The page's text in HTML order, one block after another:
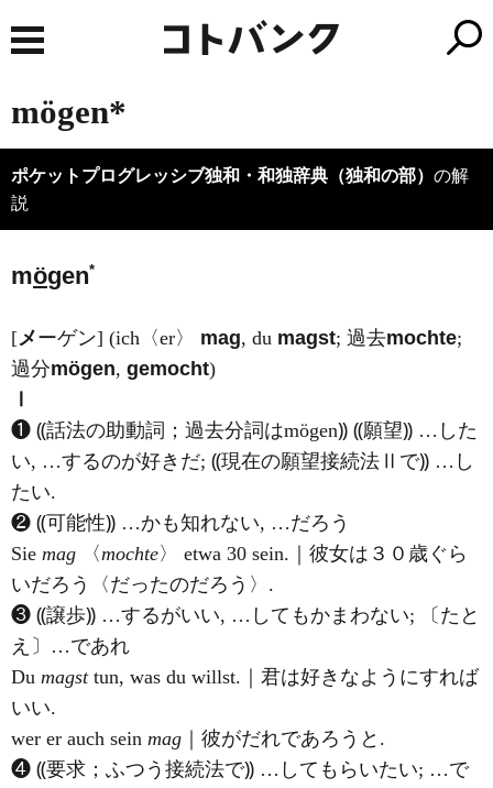
mögen*
ポケットプログレッシブ独和・和独辞典（独和の部） の解
説
mögen*
[メーゲン] (ich〈er〉 mag, du magst; 過去mochte;
過分mögen, gemocht)
❶ ⸨話法の助動詞；過去分詞はmögen⸩ ⸨願望⸩ …した
い, …するのが好きだ; ⸨現在の願望接続法Ⅱで⸩ …し
たい.
❷ ⸨可能性⸩ …かも知れない, …だろう
Sie mag 〈mochte〉 etwa 30 sein.｜彼女は３０歳ぐら
いだろう〈だったのだろう〉.
❸ ⸨譲歩⸩ …するがいい, …してもかまわない; 〔たと
え〕…であれ
Du magsttun, was du willst.｜君は好きなようにすれば
いい.
wer er auch sein mag ｜彼がだれであろうと.
❹ ⸨要求；ふつう接続法で⸩ …してもらいたい; …で